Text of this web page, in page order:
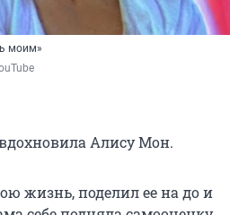
моим»
Алису Мон.
жизнь, поделил ее на до и